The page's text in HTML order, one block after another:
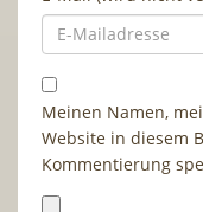
Meinen Namen,
Website in diesem
Kommentierung